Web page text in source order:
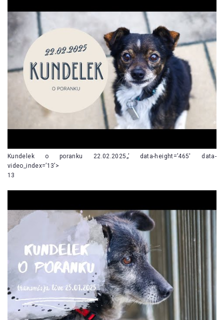
Kundelek o poranku 22.02.2025„’ data-height=’465′ data-
video_index=’13’>
13